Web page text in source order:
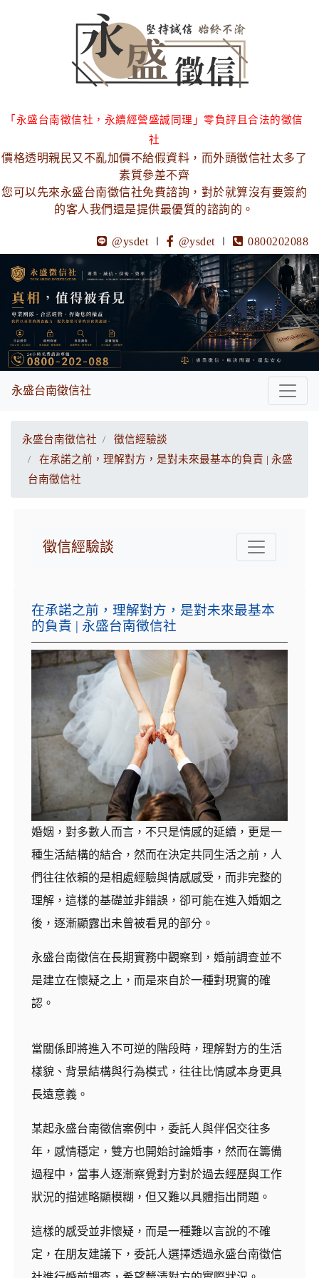
「永盛台南徵信社，永續經營盛誠同理」零負評且合法的徵信
社
價格透明親民又不亂加價不給假資料，而外頭徵信社太多了
素質參差不齊
您可以先來永盛台南徵信社免費諮詢，對於就算沒有要簽約
的客人我們還是提供最優質的諮詢的。
@ysdet ∣ @ysdet ∣ 0800202088
永盛台南徵信社
永盛台南徵信社
徵信經驗談
在承諾之前，理解對方，是對未來最基本的負責 | 永盛
台南徵信社
徵信經驗談
在承諾之前，理解對方，是對未來最基本
的負責 | 永盛台南徵信社
婚姻，對多數人而言，不只是情感的延續，更是一
種生活結構的結合，然而在決定共同生活之前，人
們往往依賴的是相處經驗與情感感受，而非完整的
理解，這樣的基礎並非錯誤，卻可能在進入婚姻之
後，逐漸顯露出未曾被看見的部分。
永盛台南徵信在長期實務中觀察到，婚前調查並不
是建立在懷疑之上，而是來自於一種對現實的確
認。
當關係即將進入不可逆的階段時，理解對方的生活
樣貌、背景結構與行為模式，往往比情感本身更具
長遠意義。
某起永盛台南徵信案例中，委託人與伴侶交往多
年，感情穩定，雙方也開始討論婚事，然而在籌備
過程中，當事人逐漸察覺對方對於過去經歷與工作
狀況的描述略顯模糊，但又難以具體指出問題。
這樣的感受並非懷疑，而是一種難以言說的不確
定，在朋友建議下，委託人選擇透過永盛台南徵信